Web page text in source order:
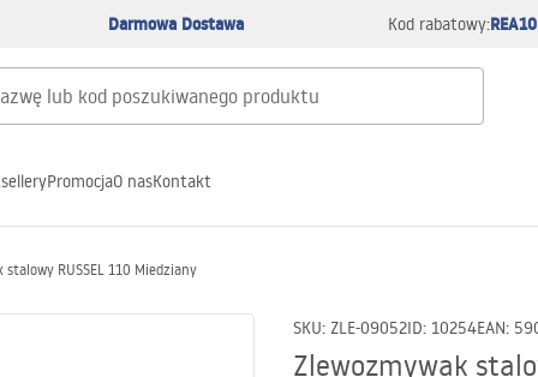
Darmowa Dostawa Kod rabatowy:REA10
PromocjaO nasKontakt
stalowy RUSSEL 110 Miedziany
SKU: ZLE-09052ID: 10254EAN:
Zlewozmywak